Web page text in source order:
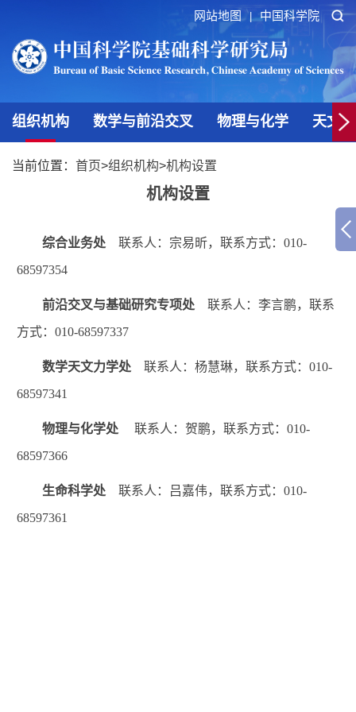
网站地图 | 中国科学院
组织机构 数学与前沿交叉 物理与化学 天文
当前位置： 首页>组织机构>机构设置
机构设置
综合业务处 联系人：宗易昕，联系方式：010-
68597354
前沿交叉与基础研究专项处 联系人：李言鹏，联系
方式：010-68597337
数学天文力学处 联系人：杨慧琳，联系方式：010-
68597341
物理与化学处 联系人：贺鹏，联系方式：010-
68597366
生命科学处 联系人：吕嘉伟，联系方式：010-
68597361